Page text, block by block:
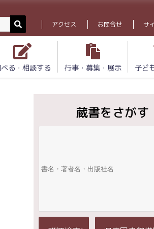
アクセス お問合せ サ
る・相談する 行事・募集・展示 子ど
蔵書をさがす